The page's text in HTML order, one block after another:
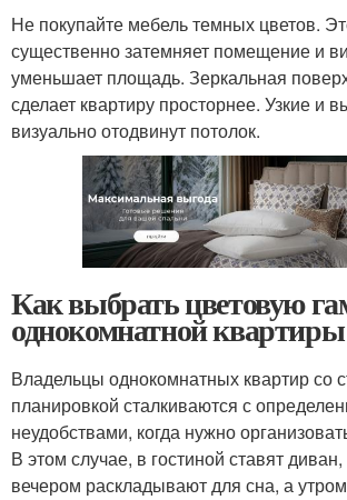
Не покупайте мебель темных цветов.
существенно затемняет помещение и
уменьшает площадь. Зеркальная
сделает квартиру просторнее. Узкие и
визуально отодвинут потолок.
Как выбрать цветовую
однокомнатной квартиры
Владельцы однокомнатных квартир со
планировкой сталкиваются с
неудобствами, когда нужно
В этом случае, в гостиной ставят
вечером раскладывают для сна, а